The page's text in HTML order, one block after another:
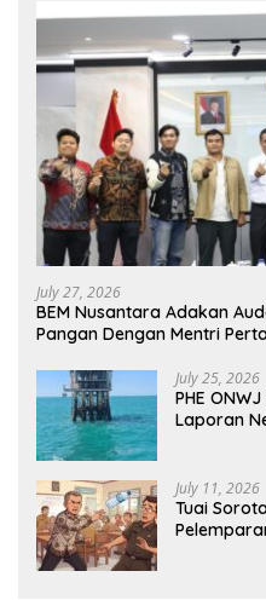
July 27, 2026
BEM Nusantara Adakan
Pangan Dengan Mentri
July 25, 2026
PHE
Laporan
July 11, 2026
Tuai